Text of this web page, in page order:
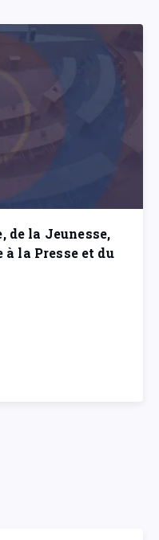
de la Jeunesse,
la Presse et du